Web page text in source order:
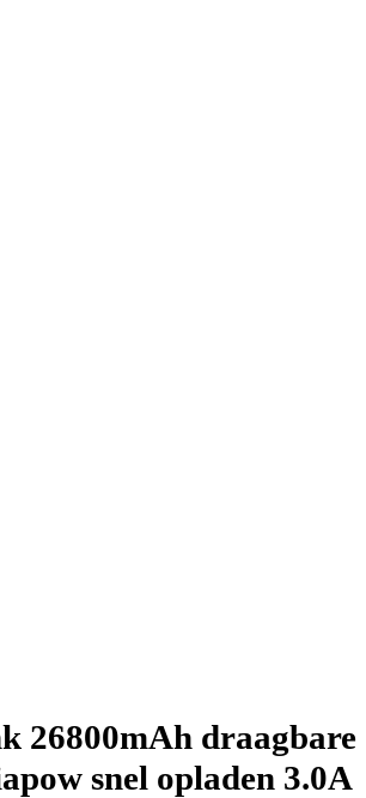
26800mAh draagbare
snel opladen 3.0A